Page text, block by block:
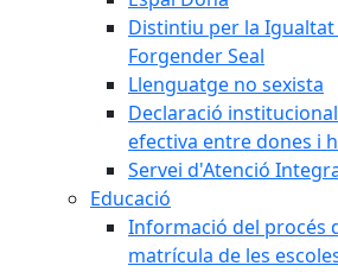
Distintiu per la Igualtat
Forgender Seal
Llenguatge no sexista
Declaració
efectiva entre dones i
Servei d'Atenció
Educació
Informació del procés
matrícula de les